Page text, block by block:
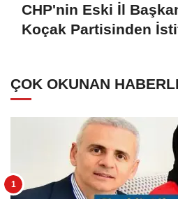
CHP'nin Eski İl
Koçak Partisinden
ÇOK OKUNAN